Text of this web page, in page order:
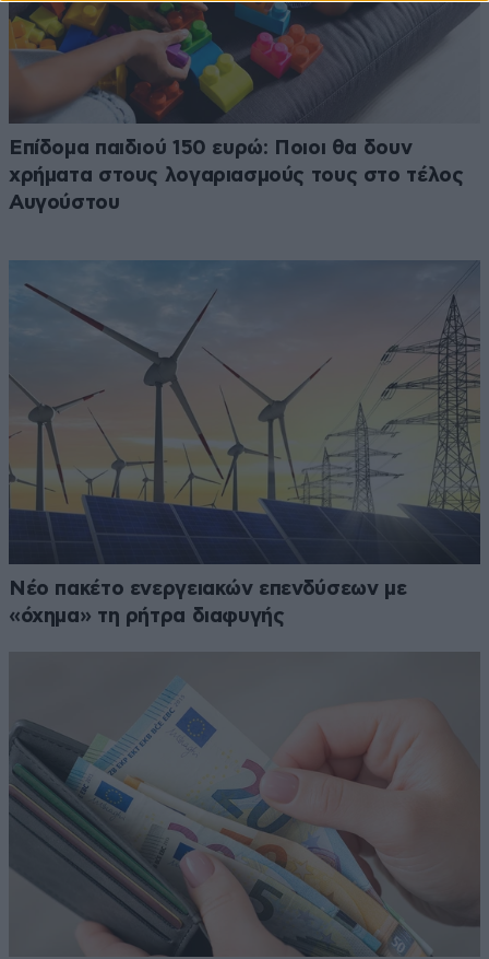
Επίδομα παιδιού 150 ευρώ: Ποιοι θα δουν
χρήματα στους λογαριασμούς τους στο τέλος
Αυγούστου
Νέο πακέτο ενεργειακών επενδύσεων με
«όχημα» τη ρήτρα διαφυγής